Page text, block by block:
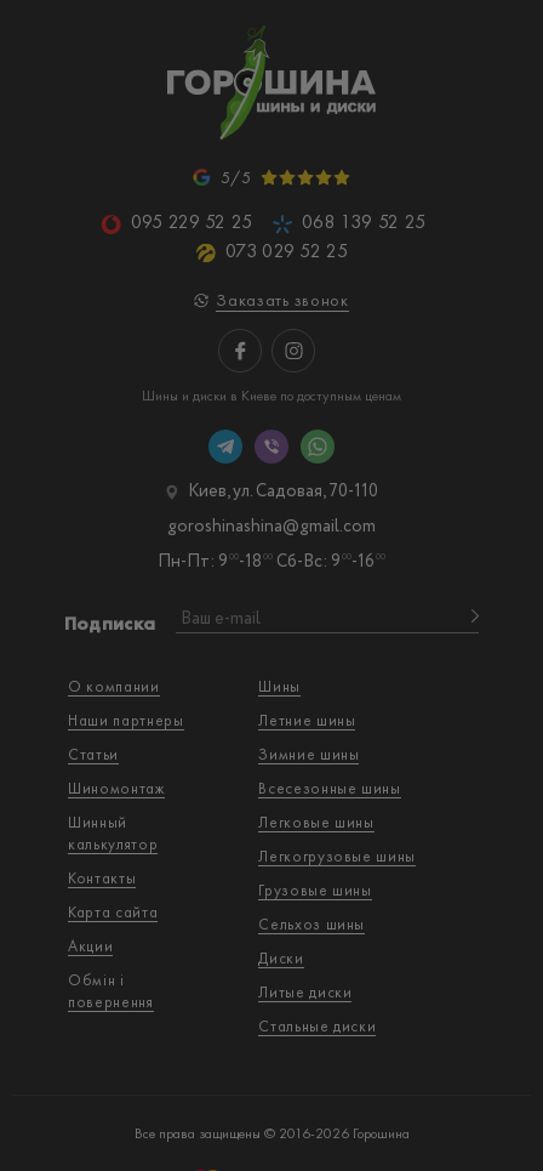
5/5
095 229 52 25
068 139 52 25
073 029 52 25
Заказать звонок
Шины и диски в Киеве по доступным ценам
О компании
Наши партнеры
Статьи
Шиномонтаж
Шинный
калькулятор
Контакты
Карта сайта
Акции
Обмін і
повернення
Шины
Летние шины
Зимние шины
Всесезонные шины
Легковые шины
Легкогрузовые шины
Грузовые шины
Сельхоз шины
Диски
Литые диски
Стальные диски
Подписка
Киев, ул. Садовая, 70-110
Пн-Пт: 9 00-18 00 Сб-Вс: 9 00-16 00
goroshinashina@gmail.com
Все права защищены © 2016-2026 Горошина